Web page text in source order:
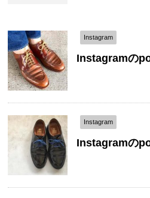
Instagram
Instagramの
Instagram
Instagramの